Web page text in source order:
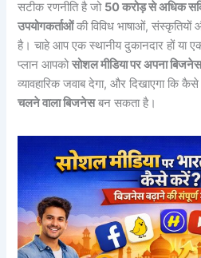
सटीक रणनीति है जो 50 करोड़ से अधिक
उपयोगकर्ताओंकी विविध भाषाओं,
है। चाहे आप एक स्थानीय दुकानदार हों या
प्लान आपकोसोशल मीडिया पर अपना
व्यावहारिक जवाब देगा, और दिखाएगा कि
चलने वाला बिजनेसबन सकता है।